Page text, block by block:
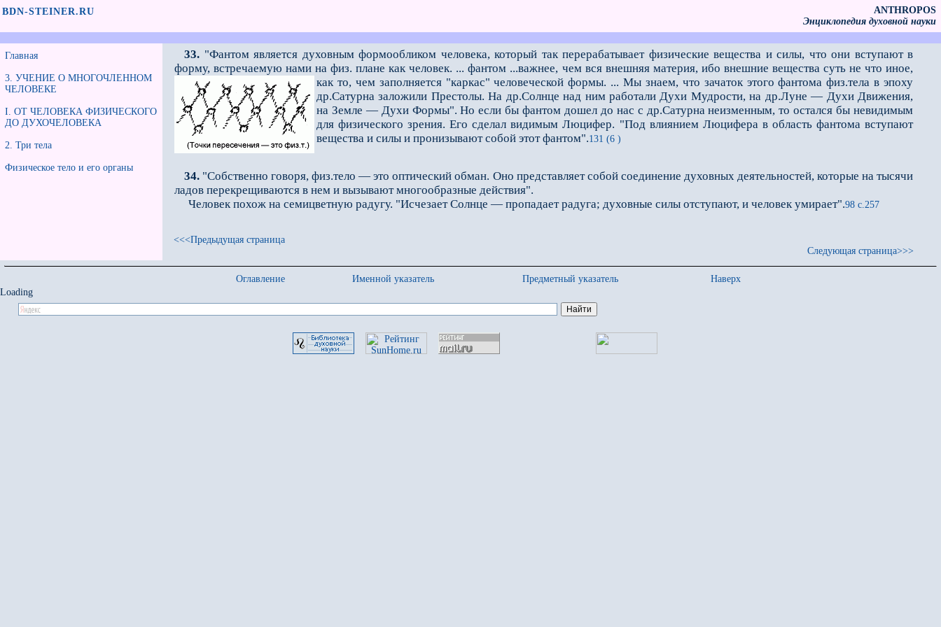
BDN-STEINER.RU
ANTHROPOS
Энциклопедия духовной науки
Главная
3. УЧЕНИЕ О МНОГОЧЛЕННОМ
ЧЕЛОВЕКЕ
I. ОТ ЧЕЛОВЕКА ФИЗИЧЕСКОГО
ДО ДУХОЧЕЛОВЕКА
2. Три тела
Физическое тело и его органы
33. "Фантом является духовным формообликом человека, который так перерабатывает физические вещес­тва и силы, что они вступают в
форму, встречаемую нами на физ. плане как человек. ... фантом ...важ­нее, чем вся внешняя материя, ибо внешние вещества суть не что иное,
как то, чем заполняется "каркас" человеческой формы. ... Мы знаем, что зачаток этого фантома физ.тела в эпоху
др.Сатурна заложили Прес­толы. На др.Солнце над ним работали Духи Мудрости, на др.Луне — Духи Движения,
на Земле — Духи Формы". Но если бы фантом дошел до нас с др.Сатурна неизменным, то остался бы невидимым
для физического зрения. Его сделал видимым Люцифер. "Под влиянием Люцифера в область фантома вступают
вещества и силы и пронизывают собой этот фантом".131 (6 )
34. "Собственно говоря, физ.тело — это оптический обман. Оно представ­ляет собой соединение духовных деятельностей, которые на тысячи
ладов перекрещиваются в нем и вызывают многообразные действия".
Человек похож на семицветную радугу. "Исчезает Солнце — пропадает радуга; духовные силы отступают, и человек умирает".98 с.257
<<<Предыдущая страница
Следующая страница>>>
Оглавление Именной указатель Предметный указатель
Наверх
Loading